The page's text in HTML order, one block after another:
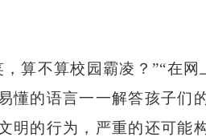
，算不算校园霸凌？”“在
懂的语言一一解答孩子们
明的行为，严重的还可能